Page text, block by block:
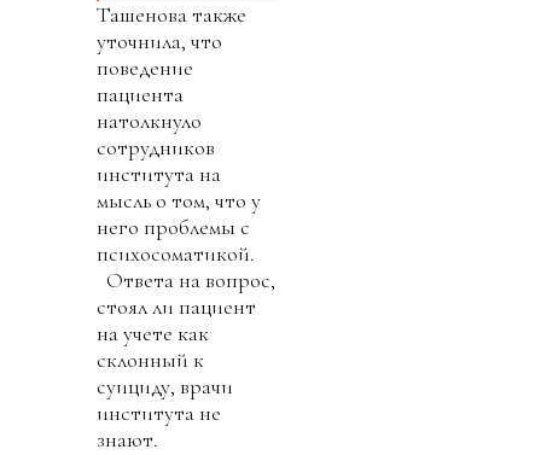
Ташенова также
уточнила, что
поведение
пациента
натолкнуло
сотрудников
института на
мысль о том, что у
него проблемы с
психосоматикой.
Ответа на вопрос,
стоял ли пациент
на учете как
склонный к
суициду, врачи
института не
знают.